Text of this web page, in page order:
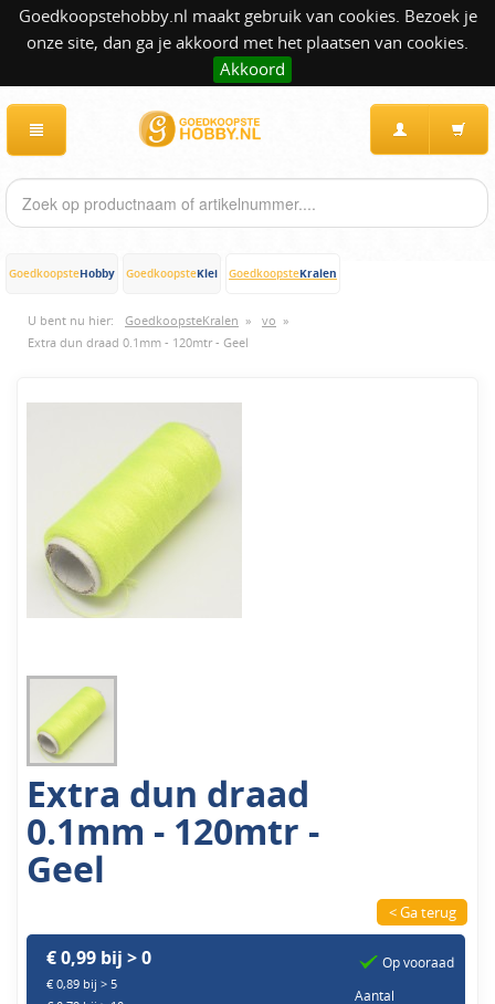
Goedkoopstehobby.nl maakt gebruik van cookies. Bezoek je
onze site, dan ga je akkoord met het plaatsen van cookies.
Akkoord
GoedkoopsteHobby GoedkoopsteKlei GoedkoopsteKralen
U bent nu hier: GoedkoopsteKralen » vo »
Extra dun draad 0.1mm - 120mtr - Geel
Extra dun draad
0.1mm - 120mtr -
Geel
< Ga terug
€ 0,99 bij > 0
€ 0,89 bij > 5
Op vooraad
Aantal